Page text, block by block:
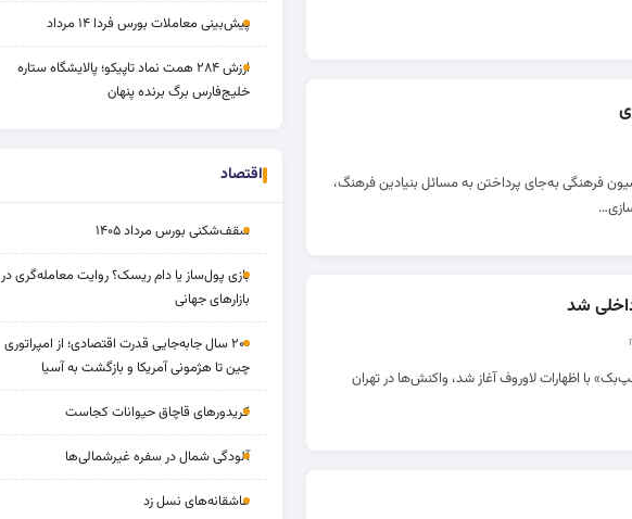
فرهنگی به‌جای پرداختن به مسائل بنیادین فرهنگ،
شد
با اظهارات لاوروف آغاز شد، واکنش‌ها در تهران
پیش‌بینی معاملات بورس فردا ۱۴ مرداد
ارزش ۲۸۴ همت نماد تاپیکو؛ پالایشگاه ستاره
خلیج‌فارس برگ برنده پنهان
اقتصاد
سقف‌شکنی بورس مرداد ۱۴۰۵
بازی پول‌ساز یا دام ریسک؟ روایت معامله‌گری در
بازارهای جهانی
۲۰۰ سال جابه‌جایی قدرت اقتصادی؛ از امپراتوری
چین تا هژمونی آمریکا و بازگشت به آسیا
کریدورهای قاچاق حیوانات کجاست
آلودگی شمال در سفره غیرشمالی‌ها
عاشقانه‌های نسل زد